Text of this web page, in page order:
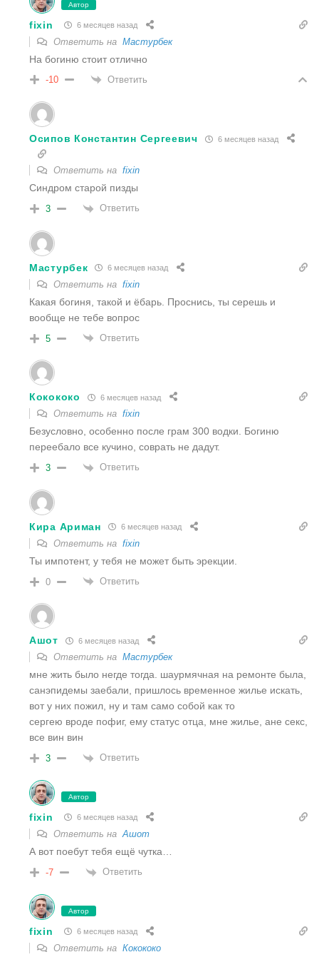
Автор
fixin 6 месяцев назад
Ответить на Мастурбек
На богиню стоит отлично
-10 Ответить
Осипов Константин Сергеевич 6 месяцев назад
Ответить на fixin
Синдром старой пизды
3 Ответить
Мастурбек 6 месяцев назад
Ответить на fixin
Какая богиня, такой и ёбарь. Проснись, ты серешь и
вообще не тебе вопрос
5 Ответить
Кокококо 6 месяцев назад
Ответить на fixin
Безусловно, особенно после грам 300 водки. Богиню
переебало все кучино, соврать не дадут.
3 Ответить
Кира Ариман 6 месяцев назад
Ответить на fixin
Ты импотент, у тебя не может быть эрекции.
0 Ответить
Ашот 6 месяцев назад
Ответить на Мастурбек
мне жить было негде тогда. шаурмячная на ремонте была,
санэпидемы заебали, пришлось временное жилье искать,
вот у них пожил, ну и там само собой как то
сергею вроде пофиг, ему статус отца, мне жилье, ане секс,
все вин вин
3 Ответить
Автор
fixin 6 месяцев назад
Ответить на Ашот
А вот поебут тебя ещё чутка…
-7 Ответить
Автор
fixin 6 месяцев назад
Ответить на Кокококо